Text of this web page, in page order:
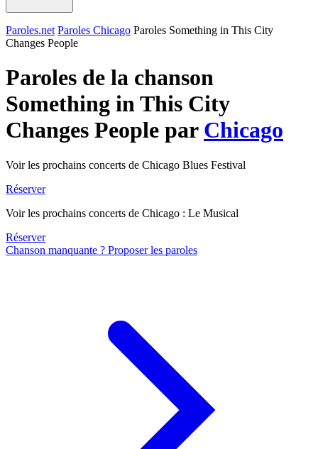
Paroles.net Paroles Chicago Paroles Something in This City
Changes People
Paroles de la chanson
Something in This City
Changes People par Chicago
Voir les prochains concerts de Chicago Blues Festival
Réserver
Voir les prochains concerts de Chicago : Le Musical
Réserver
Chanson manquante ? Proposer les paroles